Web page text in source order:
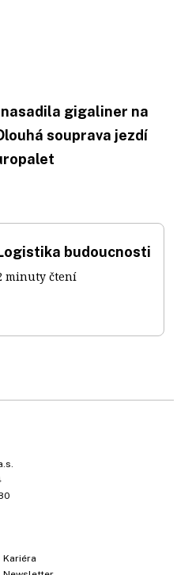
gigaliner na
souprava jezdí
budoucnosti
minuty čtení
Kariéra